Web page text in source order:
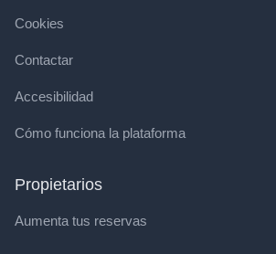
Cookies
Contactar
Accesibilidad
Cómo funciona la plataforma
Propietarios
Aumenta tus reservas